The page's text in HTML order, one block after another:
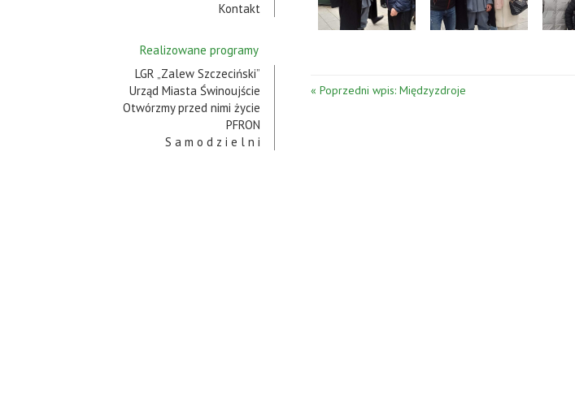
Kontakt
Realizowane programy
LGR „Zalew Szczeciński”
Urząd Miasta Świnoujście
Otwórzmy przed nimi życie
PFRON
S a m o d z i e l n i
« Poprzedni wpis: Międzyzdroje